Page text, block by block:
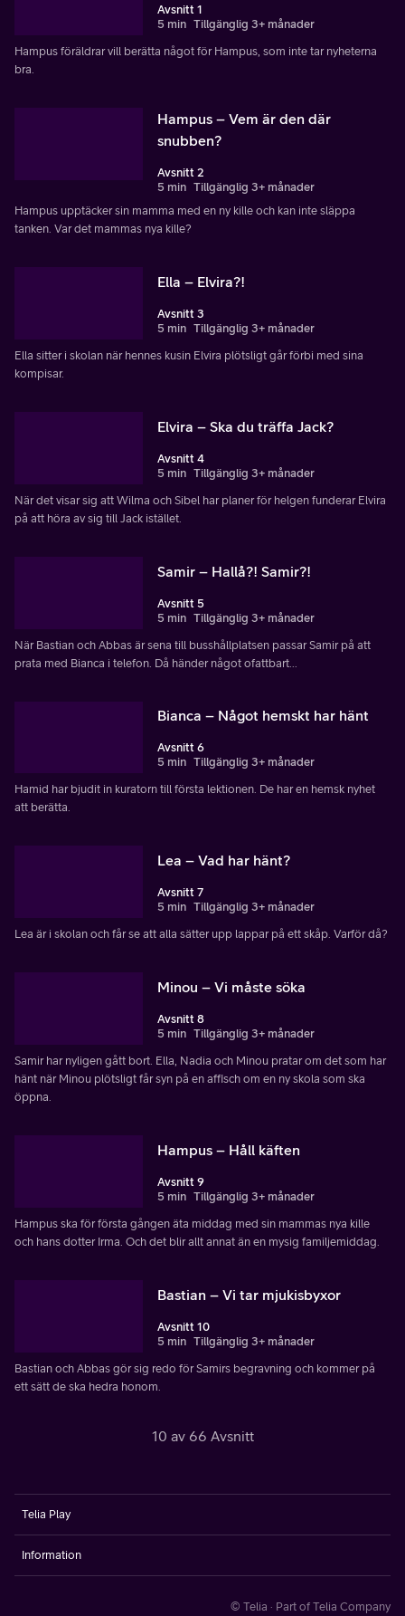
Avsnitt 1
5 min Tillgänglig 3+ månader
Hampus föräldrar vill berätta något för Hampus, som inte tar nyheterna
bra.
Hampus – Vem är den där
snubben?
Avsnitt 2
5 min Tillgänglig 3+ månader
Hampus upptäcker sin mamma med en ny kille och kan inte släppa
tanken. Var det mammas nya kille?
Ella – Elvira?!
Avsnitt 3
5 min Tillgänglig 3+ månader
Ella sitter i skolan när hennes kusin Elvira plötsligt går förbi med sina
kompisar.
Elvira – Ska du träffa Jack?
Avsnitt 4
5 min Tillgänglig 3+ månader
När det visar sig att Wilma och Sibel har planer för helgen funderar Elvira
på att höra av sig till Jack istället.
Samir – Hallå?! Samir?!
Avsnitt 5
5 min Tillgänglig 3+ månader
När Bastian och Abbas är sena till busshållplatsen passar Samir på att
prata med Bianca i telefon. Då händer något ofattbart...
Bianca – Något hemskt har hänt
Avsnitt 6
5 min Tillgänglig 3+ månader
Hamid har bjudit in kuratorn till första lektionen. De har en hemsk nyhet
att berätta.
Lea – Vad har hänt?
Avsnitt 7
5 min Tillgänglig 3+ månader
Lea är i skolan och får se att alla sätter upp lappar på ett skåp. Varför då?
Minou – Vi måste söka
Avsnitt 8
5 min Tillgänglig 3+ månader
Samir har nyligen gått bort. Ella, Nadia och Minou pratar om det som har
hänt när Minou plötsligt får syn på en affisch om en ny skola som ska
öppna.
Hampus – Håll käften
Avsnitt 9
5 min Tillgänglig 3+ månader
Hampus ska för första gången äta middag med sin mammas nya kille
och hans dotter Irma. Och det blir allt annat än en mysig familjemiddag.
Bastian – Vi tar mjukisbyxor
Avsnitt 10
5 min Tillgänglig 3+ månader
Bastian och Abbas gör sig redo för Samirs begravning och kommer på
ett sätt de ska hedra honom.
10 av 66 Avsnitt
Telia Play
Information
© Telia · Part of Telia Company